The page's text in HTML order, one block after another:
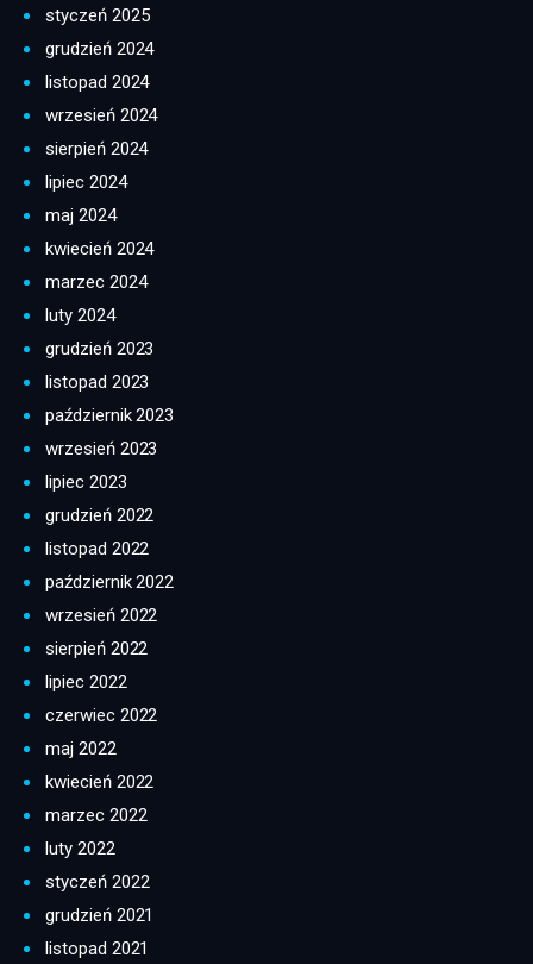
styczeń 2025
grudzień 2024
listopad 2024
wrzesień 2024
sierpień 2024
lipiec 2024
maj 2024
kwiecień 2024
marzec 2024
luty 2024
grudzień 2023
listopad 2023
październik 2023
wrzesień 2023
lipiec 2023
grudzień 2022
listopad 2022
październik 2022
wrzesień 2022
sierpień 2022
lipiec 2022
czerwiec 2022
maj 2022
kwiecień 2022
marzec 2022
luty 2022
styczeń 2022
grudzień 2021
listopad 2021